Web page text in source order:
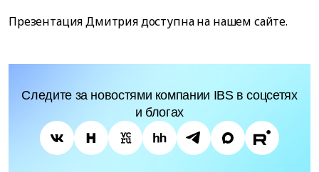
Презентация Дмитрия доступна на нашем сайте.
Следите за новостями компании IBS в соцсетях
и блогах